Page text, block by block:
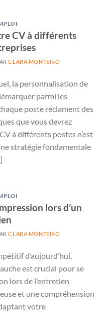
CV à différents
CLARA MONTEIRO
la personnalisation de
parmi les
poste réclament des
que vous devrez
à différents postes n’est
stratégie fondamentale
lors d’un
CLARA MONTEIRO
d’aujourd’hui,
est crucial pour se
lors de l’entretien
et une compréhension
votre